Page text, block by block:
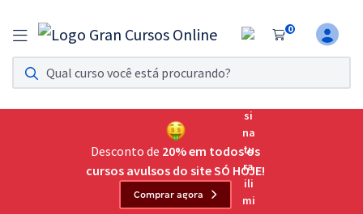
0
Assinatura Ilimitada 11
Acesso a todos os cursos. Teste grátis por 7 dias!
Assinatura OAB Até Passar
Acesso ilimitado a toda preparação para o Exame da
Residências Multiprofissionais
Desconto de 20% em todos os
cursos avulsos do site SÓ HOJE!
Comprar agora